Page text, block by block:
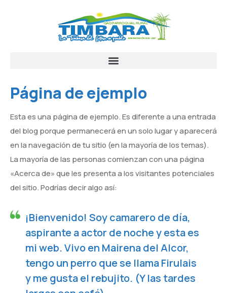
Página de ejemplo
Esta es una página de ejemplo. Es diferente a una entrada
del blog porque permanecerá en un solo lugar y aparecerá
en la navegación de tu sitio (en la mayoría de los temas).
La mayoría de las personas comienzan con una página
«Acerca de» que les presenta a los visitantes potenciales
del sitio. Podrías decir algo así:
¡Bienvenido! Soy camarero de día,
aspirante a actor de noche y esta es
mi web. Vivo en Mairena del Alcor,
tengo un perro que se llama Firulais
y me gusta el rebujito. (Y las tardes